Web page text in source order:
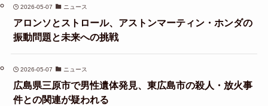
2026-05-07 ニュース
アロンソとストロール、アストンマーティン・ホンダの
振動問題と未来への挑戦
2026-05-07 ニュース
広島県三原市で男性遺体発見、東広島市の殺人・放火事
件との関連が疑われる